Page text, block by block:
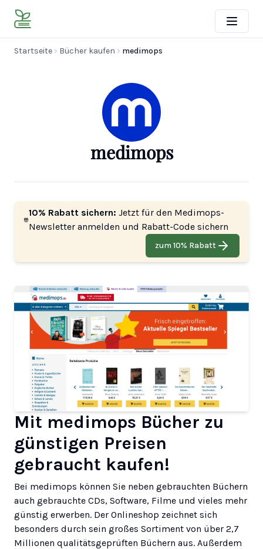
Startseite Bücher kaufen medimops
medimops
10% Rabatt sichern: Jetzt für den Medimops-
Newsletter anmelden und Rabatt-Code sichern
zum 10% Rabatt
Mit medimops Bücher zu
günstigen Preisen
gebraucht kaufen!
Bei medimops können Sie neben gebrauchten Büchern
auch gebrauchte CDs, Software, Filme und vieles mehr
günstig erwerben. Der Onlineshop zeichnet sich
besonders durch sein großes Sortiment von über 2,7
Millionen qualitätsgeprüften Büchern aus. Außerdem